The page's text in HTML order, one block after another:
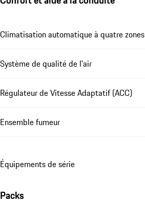
Climatisation automatique à quatre zones
Système de qualité de l'air
Régulateur de Vitesse Adaptatif (ACC)
Ensemble fumeur
Équipements de série
Packs